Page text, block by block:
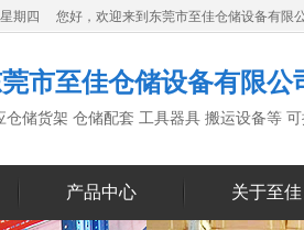
期四 您好，欢迎来到东莞市至佳仓储设备有限
市至佳仓储设备有限公
仓储货架 仓储配套 工具器具 搬运设备等
产品中心 关于至佳